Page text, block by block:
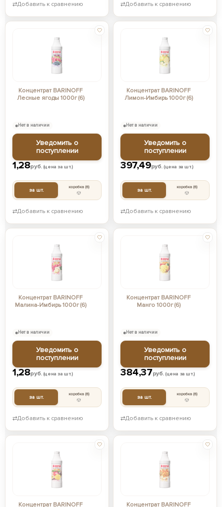
⇄Добавить к сравнению ⇄Добавить к сравнению
Концентрат BARINOFF
Лесные ягоды 1000г (6)
1,28руб.(цена за шт.)
за шт. коробка(6)
Нет в наличии
Уведомить о
поступлении
⇄Добавить к сравнению
Концентрат BARINOFF
Лимон-Имбирь 1000г (6)
397,49руб.(цена за шт.)
за шт. коробка(6)
Нет в наличии
Уведомить о
поступлении
⇄Добавить к сравнению
Концентрат BARINOFF
Малина-Имбирь 1000г (6)
1,28руб.(цена за шт.)
за шт. коробка(6)
Нет в наличии
Уведомить о
поступлении
⇄Добавить к сравнению
Концентрат BARINOFF
Манго 1000г (6)
384,37руб.(цена за шт.)
за шт. коробка(6)
Нет в наличии
Уведомить о
поступлении
⇄Добавить к сравнению
Концентрат BARINOFF Концентрат BARINOFF